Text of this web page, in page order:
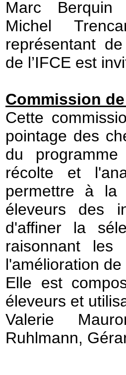
Marc Berquin
Michel
représentant
de l’IFCE est
Commission
Cette
pointage des
du
récolte et
permettre à la
éleveurs des
d'affiner la
raisonnant les
l'amélioration
Elle est
éleveurs et
Valerie
Ruhlmann,